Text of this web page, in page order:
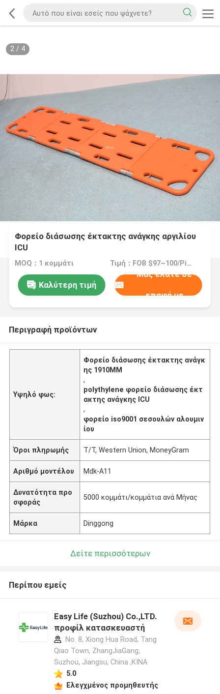
2/ 4
Φορείο διάσωσης έκτακτης ανάγκης αργιλίου
ICU
MOQ：1 κομμάτι Τιμή：FOB $97~100/Piece
Καλύτερη τιμή
Μας ελάτε σε
επαφή με
Περιγραφή προϊόντων
Υψηλό φως:
Φορείο διάσωσης έκτακτης ανάγκ
ης 1910MM
,
polythylene φορείο διάσωσης έκτ
ακτης ανάγκης ICU
,
φορείο iso9001 σεσουλών αλουμιν
ίου
Όροι πληρωμής T/T, Western Union, MoneyGram
Αριθμό μοντέλου Mdk-A11
Δυνατότητα προ
σφοράς
5000 κομμάτι/κομμάτια ανά Μήνας
Μάρκα Dinggong
Δείτε περισσότερων
Περίπου εμείς
Easy Life (Suzhou) Co.,LTD.
προφίλ κατασκευαστή
No. 8, Xiong Hua Road, Tang
Qiao Town, ZhangJiaGang,
Suzhou, Jiangsu, China ,ΚΙΝΑ
5.0
Ελεγχμένος προμηθευτής